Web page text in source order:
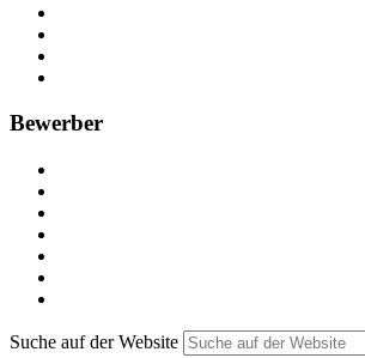
Bewerber
Suche auf der Website